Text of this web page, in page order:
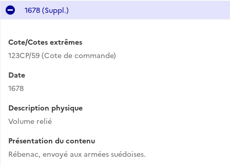
1678 (Suppl.)
Cote/Cotes extrêmes
123CP/59 (Cote de commande)
Date
1678
Description physique
Volume relié
Présentation du contenu
Rébenac, envoyé aux armées suédoises.